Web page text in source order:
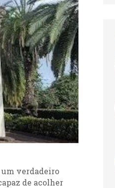
um verdadeiro
de acolher